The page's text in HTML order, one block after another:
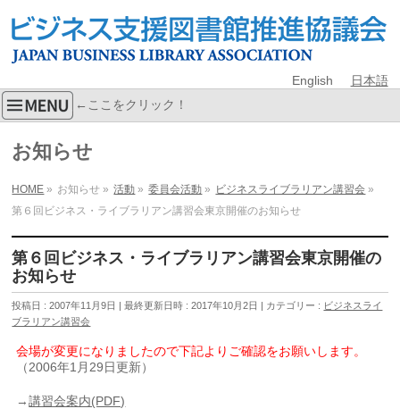
English 日本語
←ここをクリック！
お知らせ
HOME » お知らせ » 活動 » 委員会活動 » ビジネスライブラリアン講習会 »
第６回ビジネス・ライブラリアン講習会東京開催のお知らせ
第６回ビジネス・ライブラリアン講習会東京開催の
お知らせ
投稿日 : 2007年11月9日 最終更新日時 : 2017年10月2日 カテゴリー : ビジネスライ
ブラリアン講習会
会場が変更になりましたので下記よりご確認をお願いします。
（2006年1月29日更新）
→講習会案内(PDF)